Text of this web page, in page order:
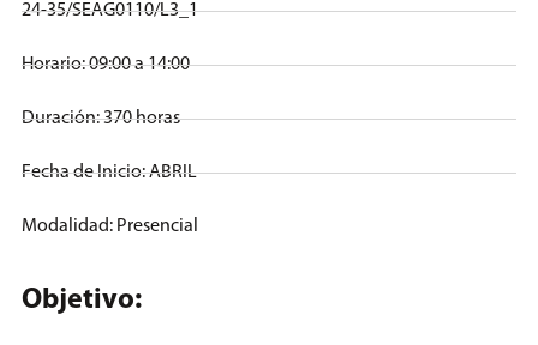
24-35/SEAG0110/L3_1
Horario: 09:00 a 14:00
Duración: 370 horas
Fecha de Inicio: ABRIL
Modalidad: Presencial
Objetivo: